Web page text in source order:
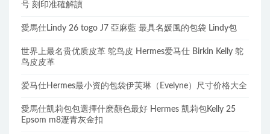
号 刻印准確解讀
愛馬仕Lindy 26 togo J7 亞麻藍 最具名媛風的包袋 Lindy包
世界上最名贵优质皮革 鸵鸟皮 Hermes爱马仕 Birkin Kelly 鸵
鸟皮皮革
爱马仕Hermes最小资的包袋伊芙琳（Evelyne）尺寸价格大全
愛馬仕凱莉包包選擇什麽顏色最好 Hermes 凱莉包Kelly 25
Epsom m8瀝青灰金扣